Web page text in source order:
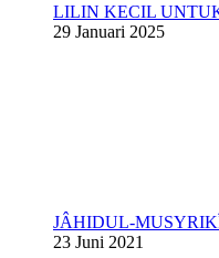
LILIN KECIL
29 Januari 2025
JÂHIDUL-
23 Juni 2021